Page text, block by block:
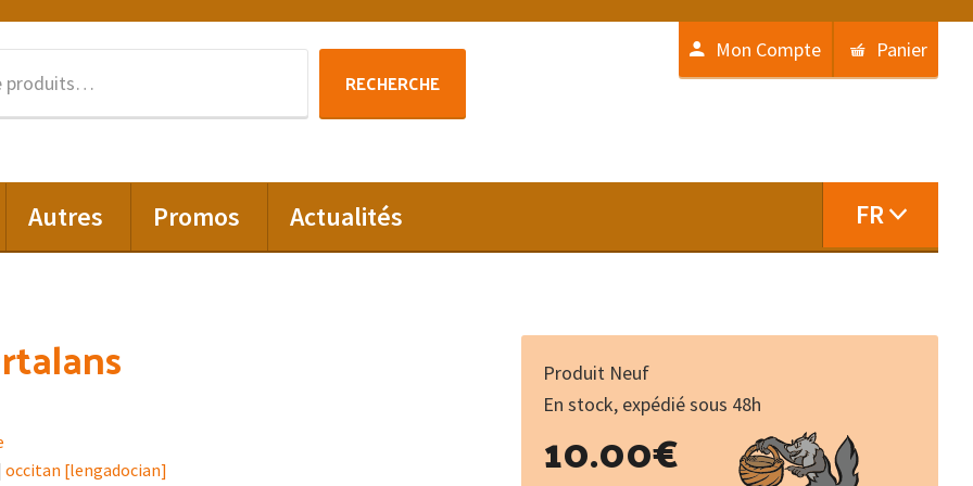
RECHERCHE
Mon Compte Panier
Autres Promos Actualités FR
occitan [lengadocian]
Produit Neuf
En stock, expédié sous 48h
10.00€
de